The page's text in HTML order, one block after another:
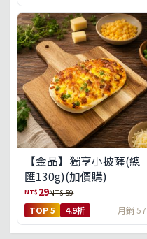
【金品】獨享小披薩(總
匯130g)(加價購)
NT$ 29NT$ 59
TOP 5 4.9折 月銷 57